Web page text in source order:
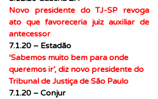
Novo presidente do TJ-SP revoga
ato que favoreceria juiz auxiliar de
antecessor
7.1.20 – Estadão
‘Sabemos muito bem para onde
queremos ir’, diz novo presidente do
Tribunal de Justiça de São Paulo
7.1.20 – Conjur